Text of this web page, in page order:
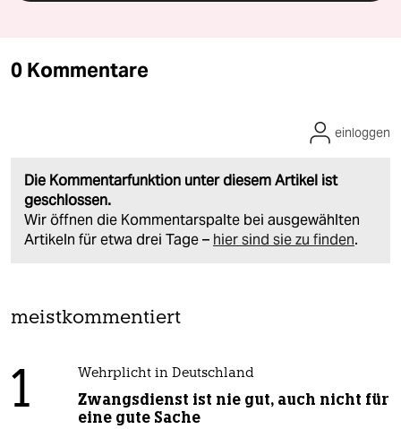
0 Kommentare
Die Kommentarfunktion unter diesem Artikel ist
geschlossen.
Wir öffnen die Kommentarspalte bei ausgewählten
Artikeln für etwa drei Tage – hier sind sie zu finden.
einloggen
meistkommentiert
1 Wehrplicht in Deutschland
Zwangsdienst ist nie gut, auch nicht für
eine gute Sache